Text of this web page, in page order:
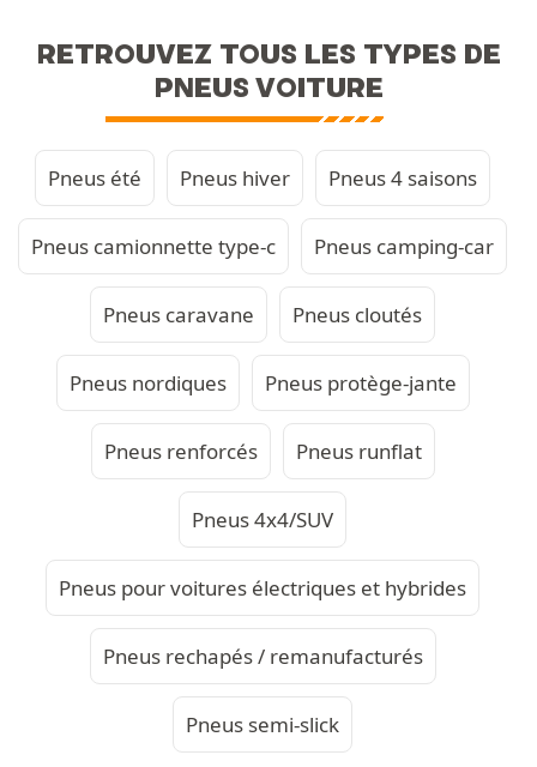
RETROUVEZ TOUS LES TYPES DE
PNEUS VOITURE
Pneus été Pneus hiver Pneus 4 saisons
Pneus camionnette type-c Pneus camping-car
Pneus caravane Pneus cloutés
Pneus nordiques Pneus protège-jante
Pneus renforcés Pneus runflat
Pneus 4x4/SUV
Pneus pour voitures électriques et hybrides
Pneus rechapés / remanufacturés
Pneus semi-slick